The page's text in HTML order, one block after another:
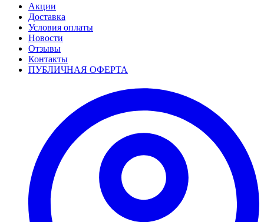
Акции
Доставка
Условия оплаты
Новости
Отзывы
Контакты
ПУБЛИЧНАЯ ОФЕРТА